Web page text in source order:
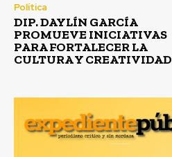
Política
DIP. DAYLÍN GARCÍA
PROMUEVE INICIATIVAS
PARA FORTALECER LA
CULTURA Y CREATIVIDAD